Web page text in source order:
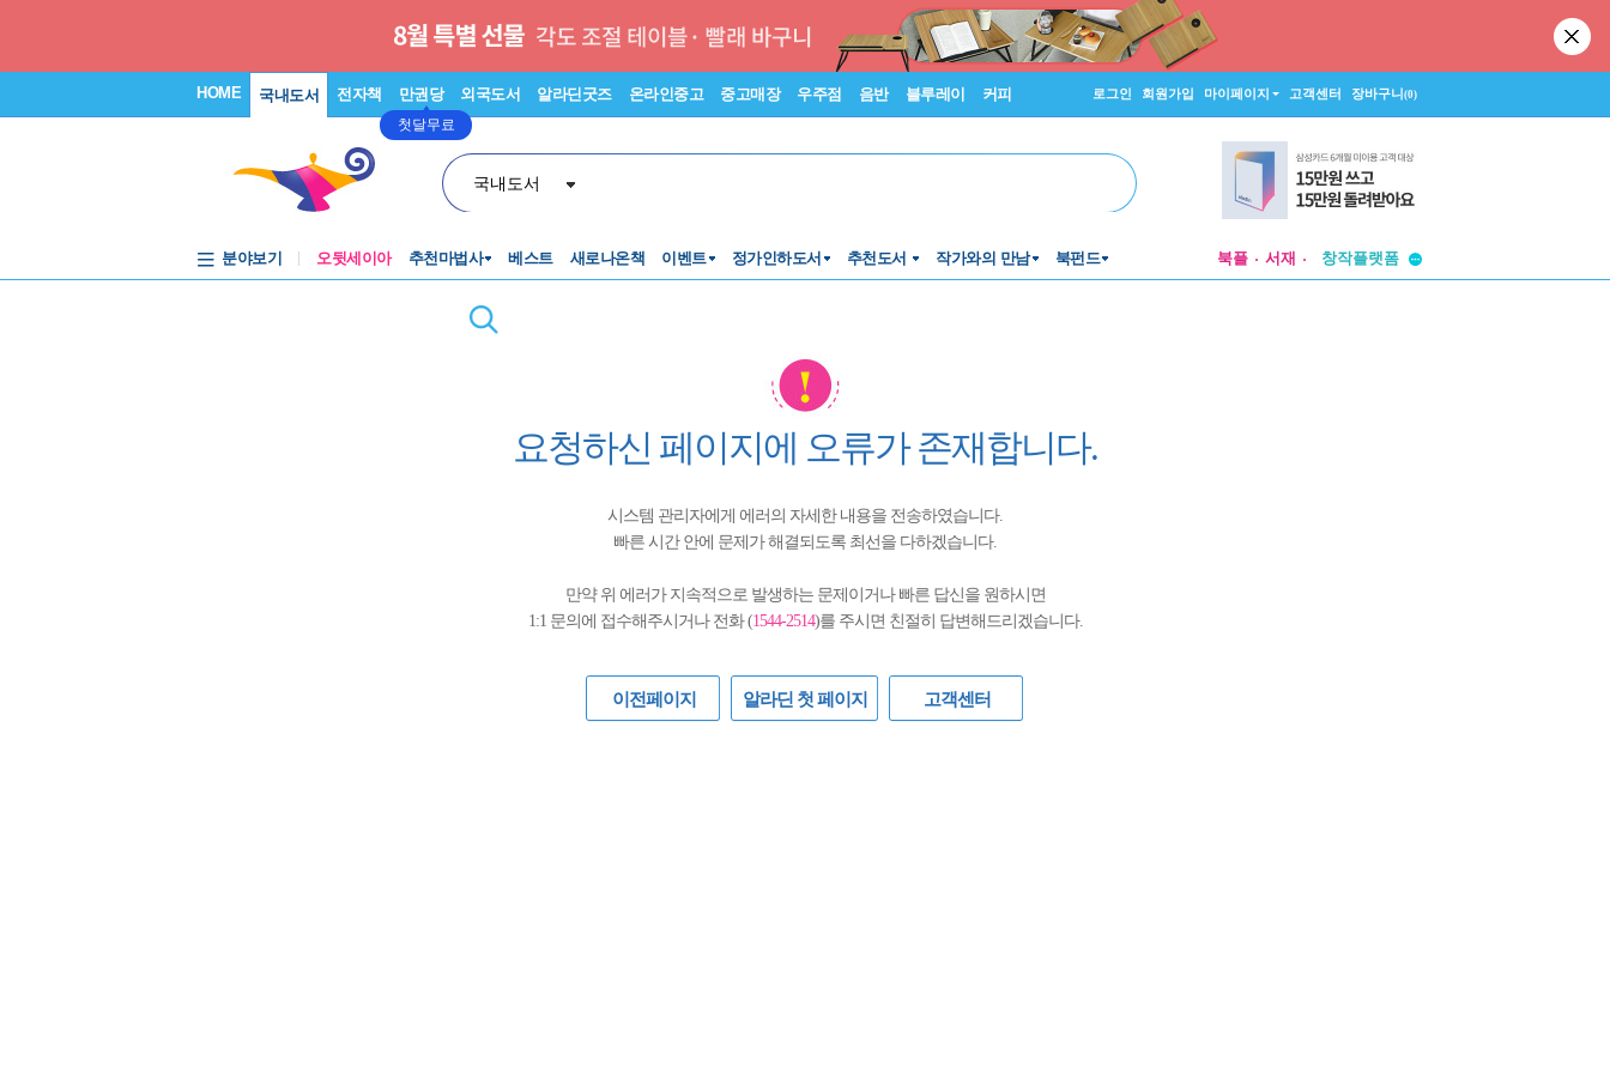
HOME 국내도서 전자책 만권당
첫달무료
외국도서 알라딘굿즈 온라인중고 중고매장 우주점 음반 블루레이 커피 로그인 회원가입 마이페이지 고객센터 장바구니(0)
국내도서
분야보기 오뒷세이아 추천마법사 베스트 새로나온책 이벤트 정가인하도서 추천도서 작가와의 만남 북펀드 북플 서재
창작플랫폼
요청하신 페이지에 오류가 존재합니다.
시스템 관리자에게 에러의 자세한 내용을 전송하였습니다.
빠른 시간 안에 문제가 해결되도록 최선을 다하겠습니다.
만약 위 에러가 지속적으로 발생하는 문제이거나 빠른 답신을 원하시면
1:1 문의에 접수해주시거나 전화 (1544-2514)를 주시면 친절히 답변해드리겠습니다.
이전페이지 알라딘 첫 페이지 고객센터